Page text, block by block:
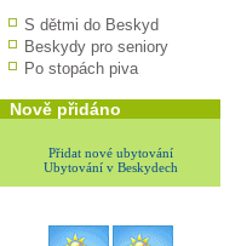
S dětmi do Beskyd
Beskydy pro seniory
Po stopách piva
Nově přidáno
Přidat nové ubytování
Ubytování v Beskydech